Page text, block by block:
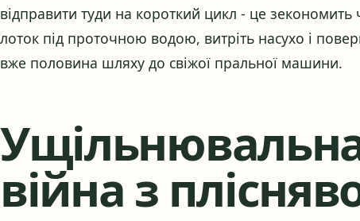
відправити туди на короткий цикл - це
лоток під проточною водою, витріть насухо і
вже половина шляху до свіжої пральної машини.
війна з